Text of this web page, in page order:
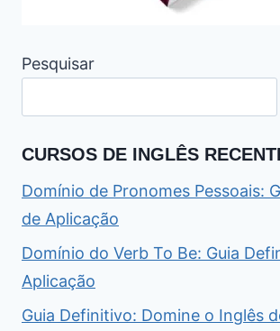
Pesquisar
CURSOS DE INGLÊS
Domínio de Pronomes Pessoais:
de Aplicação
Domínio do Verb To Be: Guia
Aplicação
Guia Definitivo: Domine o Inglês